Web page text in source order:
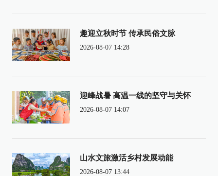
趣迎立秋时节 传承民俗文脉
2026-08-07 14:28
迎峰战暑 高温一线的坚守与关怀
2026-08-07 14:07
山水文旅激活乡村发展动能
2026-08-07 13:44